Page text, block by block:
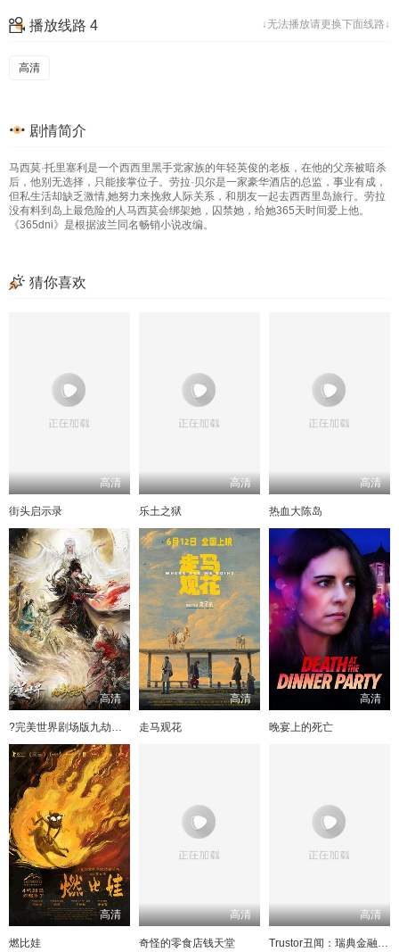
↓无法播放请更换下面线路↓
播放线路 4
高清
剧情简介
马西莫·托里塞利是一个西西里黑手党家族的年轻英俊的老板，在他的父亲被暗杀
后，他别无选择，只能接掌位子。劳拉·贝尔是一家豪华酒店的总监，事业有成，
但私生活却缺乏激情,她努力来挽救人际关系，和朋友一起去西西里岛旅行。劳拉
没有料到岛上最危险的人马西莫会绑架她，囚禁她，给她365天时间爱上他。
《365dni》是根据波兰同名畅销小说改编。
猜你喜欢
高清
街头启示录
高清
乐土之狱
高清
热血大陈岛
高清
?完美世界剧场版九劫焚天?
高清
走马观花
高清
晚宴上的死亡
高清
燃比娃
高清
奇怪的零食店钱天堂
高清
Trustor丑闻：瑞典金融案内幕